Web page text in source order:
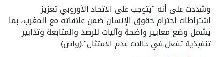
وشددت على أنه "يتوجب على الاتحاد الأوروبي تعزيز
اشتراطات احترام حقوق الإنسان ضمن علاقاته مع المغرب، بما
يشمل وضع معايير واضحة وآليات للرصد والمتابعة وتدابير
تنفيذية تفعل في حالات عدم الامتثال".(واص)